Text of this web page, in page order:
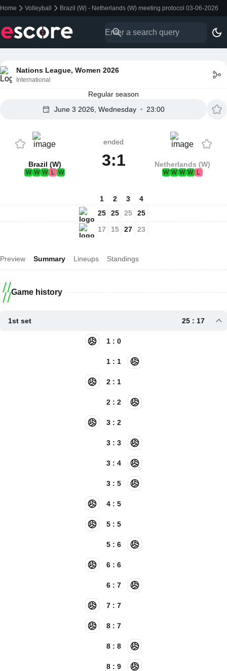
Home Volleyball Brazil (W) - Netherlands (W) meeting protocol 03-06-2026
Nations League, Women 2026
International
Regular season
June 3 2026, Wednesday
23:00
Brazil (W)
W W W L W
ended
3:1 Netherlands (W)
W W W W L
1
25
17
2
25
15
3
25
27
4
25
23
Preview Summary Lineups Standings
Game history
1st set 25 : 17
1 : 0
1 : 1
2 : 1
2 : 2
3 : 2
3 : 3
3 : 4
3 : 5
4 : 5
5 : 5
5 : 6
6 : 6
6 : 7
7 : 7
8 : 7
8 : 8
8 : 9